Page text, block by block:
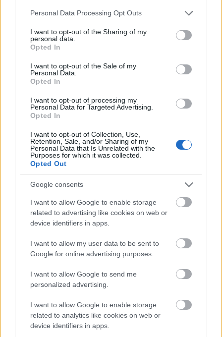
Please note that this website/app uses one or more Google
not limited to your visit or usage behaviour. You may click to
grant or deny consent to Google and its third-party tags to
use your data for below specified purposes in below Google
consent section.
Personal Data Processing Opt Outs
I want to opt-out of the Sharing of my
personal data.
Opted In
I want to opt-out of the Sale of my
Personal Data.
Opted In
I want to opt-out of processing my
Personal Data for Targeted Advertising.
Opted In
I want to opt-out of Collection, Use,
Retention, Sale, and/or Sharing of my
Personal Data that Is Unrelated with the
Purposes for which it was collected.
Opted Out
Google consents
I want to allow Google to enable storage
related to advertising like cookies on web or
device identifiers in apps.
I want to allow my user data to be sent to
Google for online advertising purposes.
I want to allow Google to send me
personalized advertising.
I want to allow Google to enable storage
related to analytics like cookies on web or
device identifiers in apps.
kikötőt ábrázoló temperája elérte a 70 ezer
tempera és ceruza alkotásáért. Xantus Gyula
tus-tempera rajza 65, idős Benedek Jenő
rajzolt női aktja 55, Cserna Károly szénrajza,
egy szép női portré, 50 ezer forintért talált
Korniss Dezső szignált szitanyomata 60 ezer
forintot ért egy licitálónak. Értéknövelő
ajánlása a Piros alak című monotípiáján (50
ezer forint).
Kiemelkedő licitemelkedést ért el Zachariás
Sándor vintázs fotója (korabeli nagyításában,
a fotós aláírásával) az idős Rippl-Rónai József
portréja. 8 ezer forintnál indult, és meg sem
állt 110 ezerig.